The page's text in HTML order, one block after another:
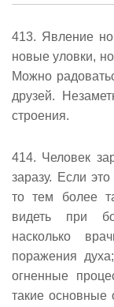
413. Явление
новые уловки,
Можно
друзей.
строения.
414. Человек
заразу. Если
то тем более
видеть при
насколько
поражения
огненные
такие основные